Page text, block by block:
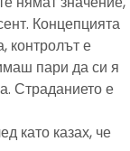
Концепцията
контролът е
пари да си я
Страданието е
като казах, че